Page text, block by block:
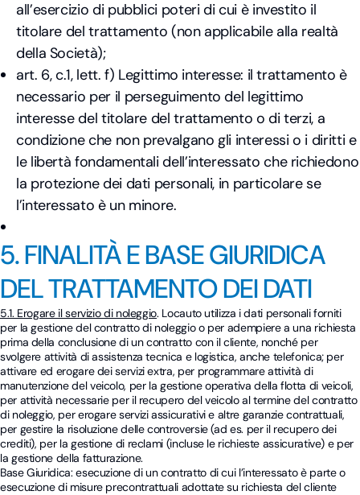
all’esercizio di pubblici poteri di cui è investito il
titolare del trattamento (non applicabile alla realtà
della Società);
art. 6, c.1, lett. f) Legittimo interesse: il trattamento è
necessario per il perseguimento del legittimo
interesse del titolare del trattamento o di terzi, a
condizione che non prevalgano gli interessi o i diritti e
le libertà fondamentali dell’interessato che richiedono
la protezione dei dati personali, in particolare se
l’interessato è un minore.
5. FINALITÀ E BASE GIURIDICA
DEL TRATTAMENTO DEI DATI
5.1. Erogare il servizio di noleggio. Locauto utilizza i dati personali forniti
per la gestione del contratto di noleggio o per adempiere a una richiesta
prima della conclusione di un contratto con il cliente, nonché per
svolgere attività di assistenza tecnica e logistica, anche telefonica; per
attivare ed erogare dei servizi extra, per programmare attività di
manutenzione del veicolo, per la gestione operativa della flotta di veicoli,
per attività necessarie per il recupero del veicolo al termine del contratto
di noleggio, per erogare servizi assicurativi e altre garanzie contrattuali,
per gestire la risoluzione delle controversie (ad es. per il recupero dei
crediti), per la gestione di reclami (incluse le richieste assicurative) e per
la gestione della fatturazione.
Base Giuridica: esecuzione di un contratto di cui l’interessato è parte o
esecuzione di misure precontrattuali adottate su richiesta del cliente